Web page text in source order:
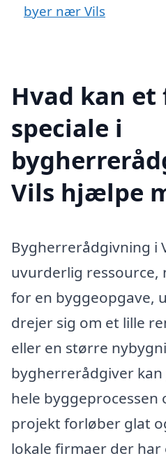
byer nær Vils
Hvad kan
speciale i
Vils hjælpe
Bygherrerådgivning i
uvurderlig ressource,
for en byggeopgave,
drejer sig om et lille
eller en større
bygherrerådgiver
hele byggeprocessen
projekt forløber glat
lokale firmaer der har